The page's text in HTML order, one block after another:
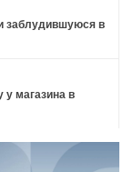
заблудившуюся в
у магазина в